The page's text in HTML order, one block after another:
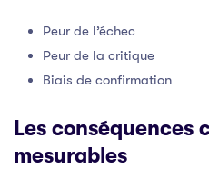
Peur de l’échec
Peur de la critique
Biais de confirmation
Les conséquences
mesurables